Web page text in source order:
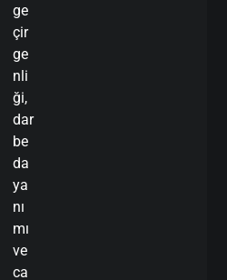
ge
çir
ge
nli
ği,
dar
be
da
ya
nı
mı
ve
ca